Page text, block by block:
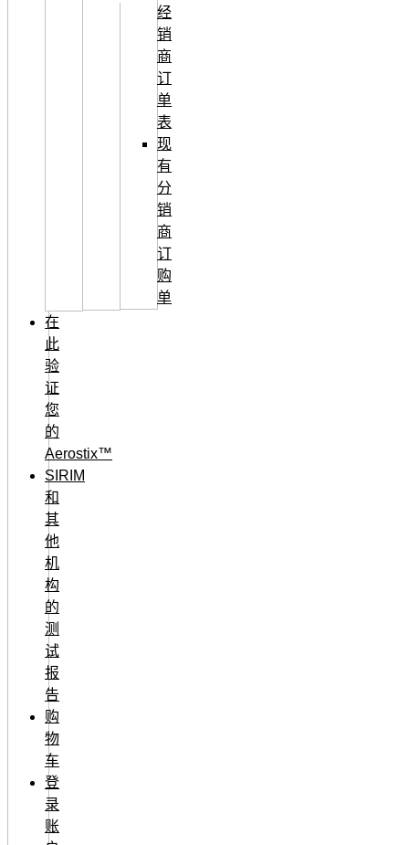
经
销
商
订
单
表
现
有
分
销
商
订
购
单
在
此
验
证
您
的
Aerostix™
SIRIM
和
其
他
机
构
的
测
试
报
告
购
物
车
登
录
账